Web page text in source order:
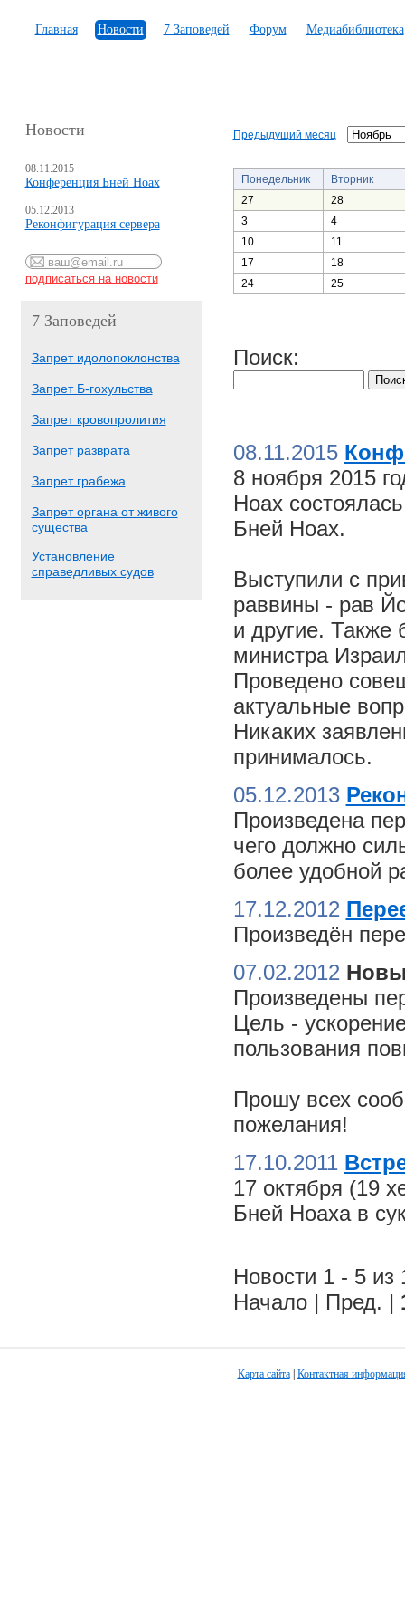
Главная Новости 7 Заповедей Форум Медиабиблиотека
Новости
08.11.2015
Конференция Бней Ноах
05.12.2013
Реконфигурация сервера
7 Заповедей
Запрет идолопоклонства
Запрет Б-гохульства
Запрет кровопролития
Запрет разврата
Запрет грабежа
Запрет органа от живого
существа
Установление
справедливых судов
Предыдущий месяц
Понедельник
Вторник
27
28
3
4
10
11
17
18
24
25
Поиск:
08.11.2015
8 ноября 2015
Ноах
Бней Ноах.
Выступили с
раввины - рав
и другие. Также
министра
Проведено
актуальные
Никаких
принималось.
05.12.2013
Произведена
чего должно
более удобной
17.12.2012
Произведён
07.02.2012
Произведены
Цель -
пользования
Прошу всех
пожелания!
17.10.2011
17 октября (19
Бней Ноаха в
Новости 1 - 5 из
Начало | Пред. |
Карта сайта| Контактная